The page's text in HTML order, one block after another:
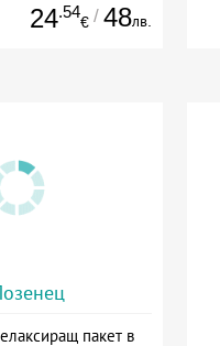
24.54
€ / 48лв.
пакет в